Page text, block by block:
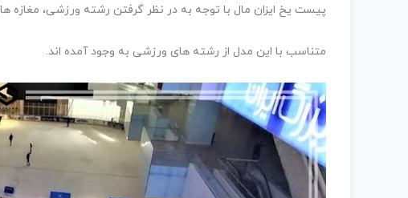
پیست یخ ایزان مال با توجه به در نظر گرفتن رشته ورزشی، مغازه
متناسب با این مدل از رشته های ورزشی به وجود آمده اند.